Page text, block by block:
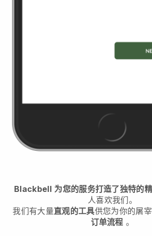
Blackbell 为您的服务打造了独特的
人喜欢我们。
我们有大量直观的工具供您为你的屠
订单流程 。